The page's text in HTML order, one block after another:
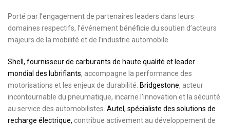
Porté par l’engagement de partenaires leaders dans leurs
domaines respectifs, l’événement bénéficie du soutien d’acteurs
majeurs de la mobilité et de l’industrie automobile.
Shell, fournisseur de carburants de haute qualité et leader
mondial des lubrifiants, accompagne la performance des
motorisations et les enjeux de durabilité. Bridgestone, acteur
incontournable du pneumatique, incarne l’innovation et la sécurité
au service des automobilistes. Autel, spécialiste des solutions de
recharge électrique, contribue activement au développement de